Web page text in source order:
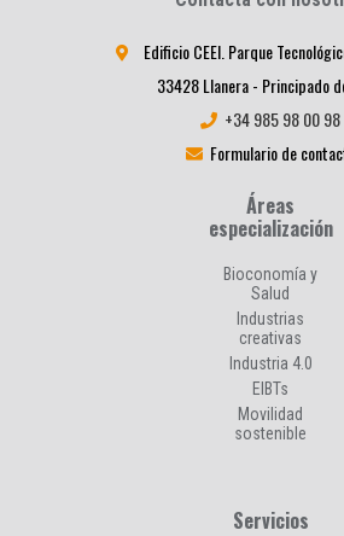
Edificio CEEI. Parque
33428 Llanera - Principado
+34 985 98 00 98
Formulario de
Áreas
especialización
Bioconomía y
Salud
Industrias
creativas
Industria 4.0
EIBTs
Movilidad
sostenible
Servicios